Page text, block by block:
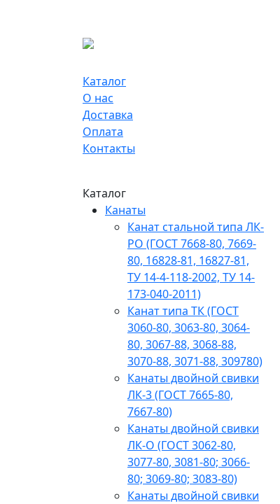
Каталог
О нас
Доставка
Оплата
Контакты
Каталог
Канаты
Канат стальной типа ЛК-
РО (ГОСТ 7668-80, 7669-
80, 16828-81, 16827-81,
ТУ 14-4-118-2002, ТУ 14-
173-040-2011)
Канат типа ТК (ГОСТ
3060-80, 3063-80, 3064-
80, 3067-88, 3068-88,
3070-88, 3071-88, 309780)
Канаты двойной свивки
ЛК-3 (ГОСТ 7665-80,
7667-80)
Канаты двойной свивки
ЛК-О (ГОСТ 3062-80,
3077-80, 3081-80; 3066-
80; 3069-80; 3083-80)
Канаты двойной свивки